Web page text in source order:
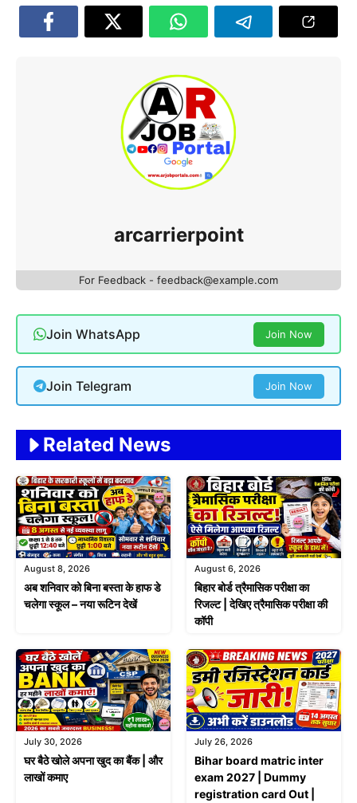
arcarrierpoint
For Feedback - feedback@example.com
Join WhatsApp Join Now
Join Telegram Join Now
Related News
August 8, 2026
अब शनिवार को बिना बस्ता के हाफ डे
चलेगा स्कूल – नया रूटिन देखें
August 6, 2026
बिहार बोर्ड त्रैमासिक परीक्षा का
रिजल्ट | देखिए त्रैमासिक परीक्षा की
कॉपी
July 30, 2026
घर बैठे खोले अपना खुद का बैंक | और
लाखों कमाए
July 26, 2026
Bihar board matric inter
exam 2027 | Dummy
registration card Out |